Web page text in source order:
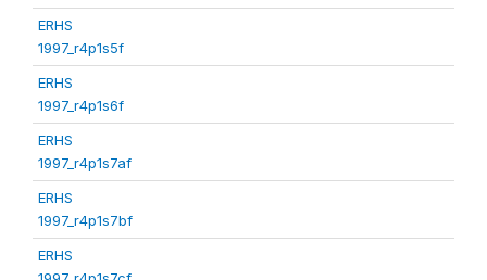
ERHS
1997_r4p1s5f
ERHS
1997_r4p1s6f
ERHS
1997_r4p1s7af
ERHS
1997_r4p1s7bf
ERHS